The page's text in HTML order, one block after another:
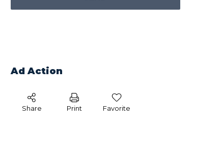
Ad Action
Share Print Favorite